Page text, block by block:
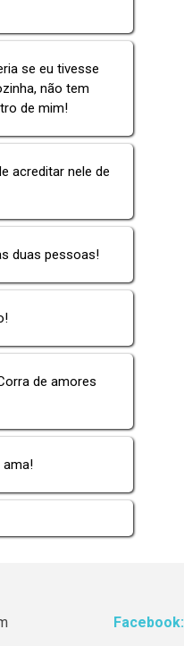
se eu tivesse
não tem
de mim!
acreditar nele de
duas pessoas!
de amores
ama!
Facebook: